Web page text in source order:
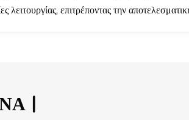
λειτουργίας, επιτρέποντας την